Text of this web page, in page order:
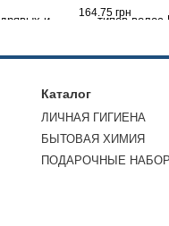
164.75 грн
Каталог
ЛИЧНАЯ ГИГИЕНА
БЫТОВАЯ ХИМИЯ
ПОДАРОЧНЫЕ